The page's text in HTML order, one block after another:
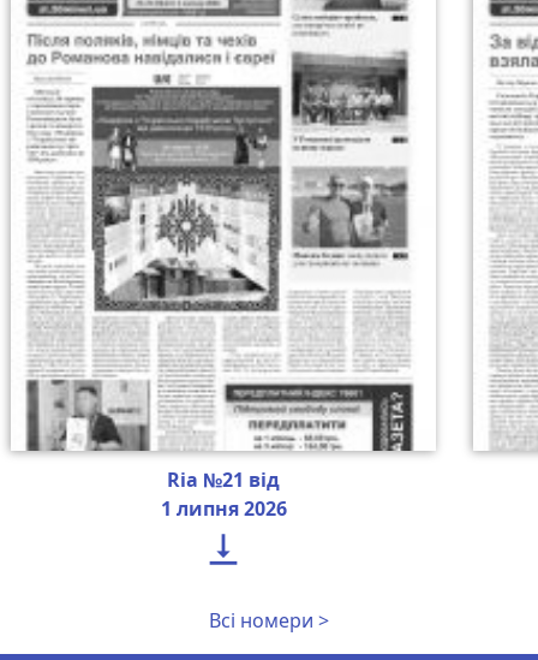
Ria №21 від
1 липня 2026

Всі номери >